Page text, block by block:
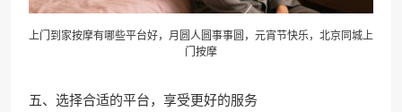
上门到家按摩有哪些平台好，月圆人圆事事圆，元宵节快乐，北京同城上
门按摩
五、选择合适的平台，享受更好的服务